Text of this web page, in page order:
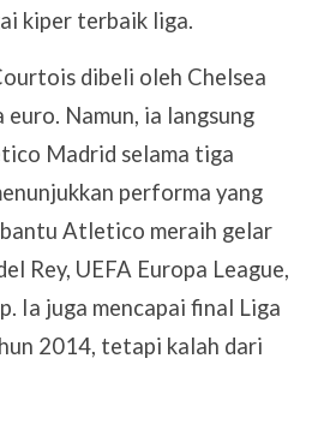
kiper terbaik liga.
dibeli oleh Chelsea
Namun, ia langsung
Madrid selama tiga
performa yang
Atletico meraih gelar
Rey, UEFA Europa League,
Ia juga mencapai final Liga
2014, tetapi kalah dari